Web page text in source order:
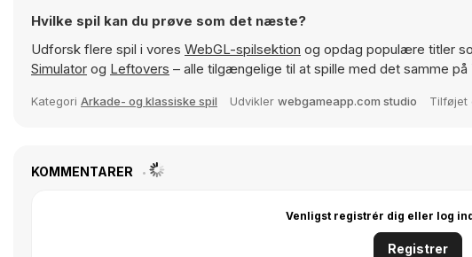
Hvilke spil kan du prøve som det næste?
Udforsk flere spil i vores WebGL-spilsektion og opdag populære titler
Simulator og Leftovers – alle tilgængelige til at spille med det samme på
Kategori Arkade- og klassiske spil Udvikler webgameapp.com studio Tilføjet
KOMMENTARER
Venligst registrér dig eller log
Registrer